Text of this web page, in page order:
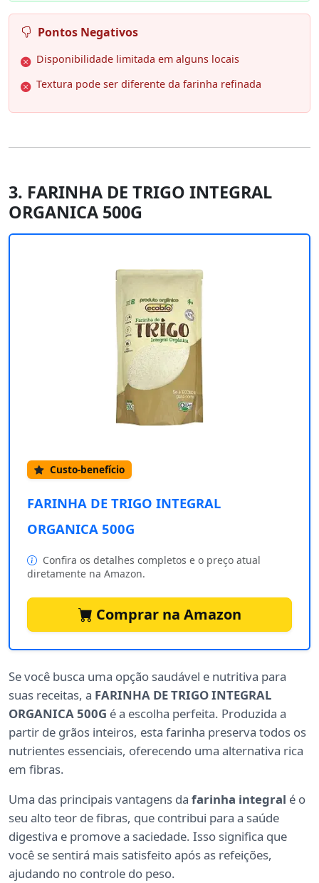
Pontos Negativos
Disponibilidade limitada em alguns locais
Textura pode ser diferente da farinha refinada
3. FARINHA DE TRIGO INTEGRAL
ORGANICA 500G
Custo-benefício
FARINHA DE TRIGO INTEGRAL
ORGANICA 500G
Confira os detalhes completos e o preço atual
diretamente na Amazon.
Comprar na Amazon
Se você busca uma opção saudável e nutritiva para
suas receitas, a FARINHA DE TRIGO INTEGRAL
ORGANICA 500G é a escolha perfeita. Produzida a
partir de grãos inteiros, esta farinha preserva todos os
nutrientes essenciais, oferecendo uma alternativa rica
em fibras.
Uma das principais vantagens da farinha integral é o
seu alto teor de fibras, que contribui para a saúde
digestiva e promove a saciedade. Isso significa que
você se sentirá mais satisfeito após as refeições,
ajudando no controle do peso.